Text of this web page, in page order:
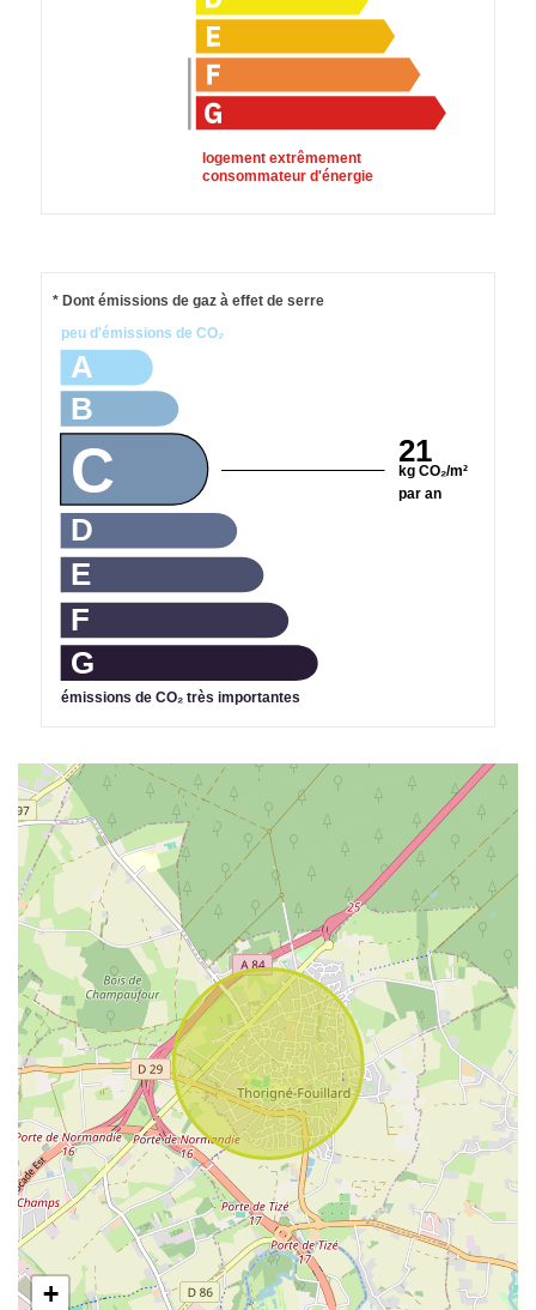
logement extrêmement
consommateur d'énergie
21
kg CO₂/m²
par an
A
B
C
D
E
F
G
émissions de CO₂ très importantes
peu d'émissions de CO₂
* Dont émissions de gaz à effet de serre
+